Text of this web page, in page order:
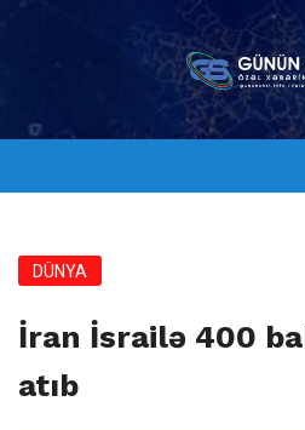
DÜNYA
İran İsrailə 400
atıb